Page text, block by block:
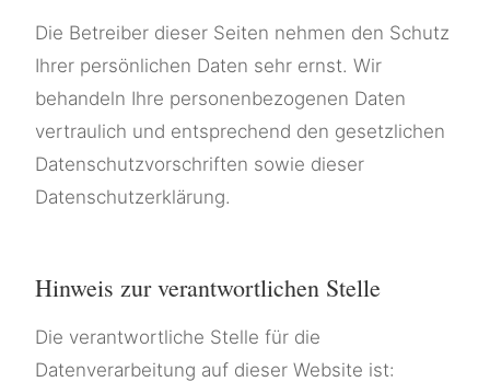
Die Betreiber dieser Seiten nehmen den Schutz
Ihrer persönlichen Daten sehr ernst. Wir
behandeln Ihre personenbezogenen Daten
vertraulich und entsprechend den gesetzlichen
Datenschutzvorschriften sowie dieser
Datenschutzerklärung.
Hinweis zur verantwortlichen Stelle
Die verantwortliche Stelle für die
Datenverarbeitung auf dieser Website ist: